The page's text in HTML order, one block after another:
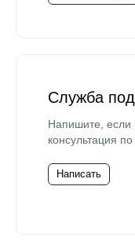
Служба
Напишите,
консультация по
Написать